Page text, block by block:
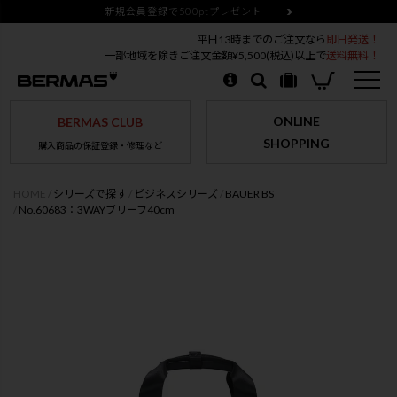
新規会員登録で500ptプレゼント
平日13時までのご注文なら 即日発送！
一部地域を除きご注文金額¥5,500(税込)以上で送料無料！
BERMAS CLUB
購入商品の保証登録・修理など
ONLINE
SHOPPING
シリーズで探す ビジネスシリーズ
BAUER BS
No.60683：3WAYブリーフ40cm